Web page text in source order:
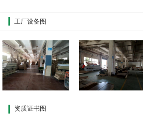
工厂设备图
资质证书图